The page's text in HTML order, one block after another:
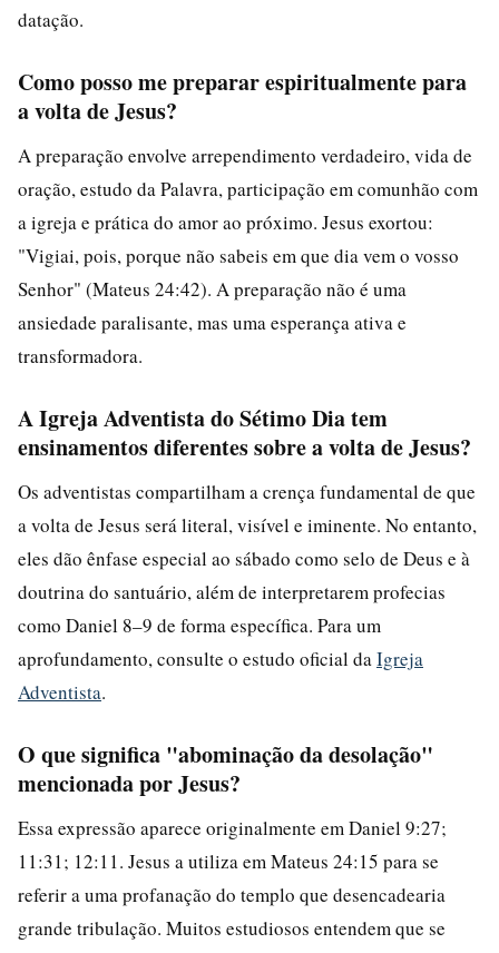
datação.
Como posso me preparar espiritualmente para
a volta de Jesus?
A preparação envolve arrependimento verdadeiro, vida de
oração, estudo da Palavra, participação em comunhão com
a igreja e prática do amor ao próximo. Jesus exortou:
"Vigiai, pois, porque não sabeis em que dia vem o vosso
Senhor" (Mateus 24:42). A preparação não é uma
ansiedade paralisante, mas uma esperança ativa e
transformadora.
A Igreja Adventista do Sétimo Dia tem
ensinamentos diferentes sobre a volta de Jesus?
Os adventistas compartilham a crença fundamental de que
a volta de Jesus será literal, visível e iminente. No entanto,
eles dão ênfase especial ao sábado como selo de Deus e à
doutrina do santuário, além de interpretarem profecias
como Daniel 8–9 de forma específica. Para um
aprofundamento, consulte o estudo oficial da Igreja
Adventista.
O que significa "abominação da desolação"
mencionada por Jesus?
Essa expressão aparece originalmente em Daniel 9:27;
11:31; 12:11. Jesus a utiliza em Mateus 24:15 para se
referir a uma profanação do templo que desencadearia
grande tribulação. Muitos estudiosos entendem que se